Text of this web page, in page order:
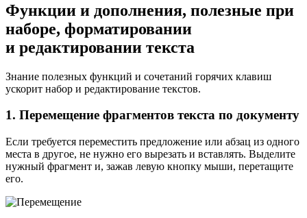
Функции и дополнения, полезные при
наборе, форматировании
и редактировании текста
Знание полезных функций и сочетаний горячих клавиш
ускорит набор и редактирование текстов.
1. Перемещение фрагментов текста по документу
Если требуется переместить предложение или абзац из одного
места в другое, не нужно его вырезать и вставлять. Выделите
нужный фрагмент и, зажав левую кнопку мыши, перетащите
его.